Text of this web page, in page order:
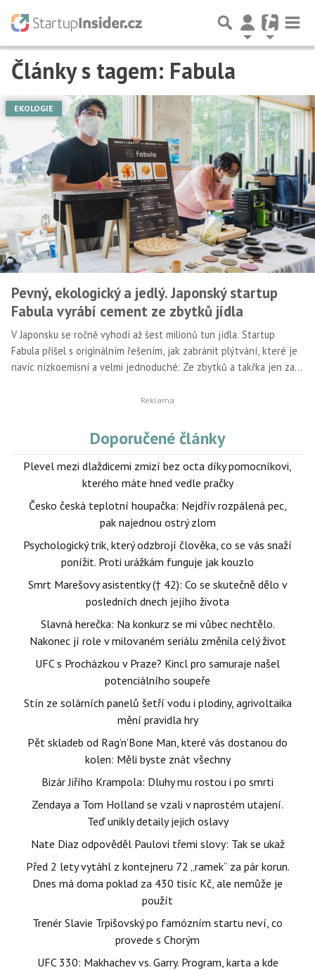
Články s tagem: Fabula
EKOLOGIE
Pevný, ekologický a jedlý. Japonský startup
Fabula vyrábí cement ze zbytků jídla
V Japonsku se ročně vyhodí až šest milionů tun jídla. Startup
Fabula přišel s originálním řešením, jak zabránit plýtvání, které je
navíc nízkoemisní a velmi jednoduché: Ze zbytků a takřka jen za
Doporučené články
Plevel mezi dlaždicemi zmizí bez octa díky pomocníkovi,
kterého máte hned vedle pračky
Česko česká teplotní houpačka: Nejdřív rozpálená pec,
pak najednou ostrý zlom
Psychologický trik, který odzbrojí člověka, co se vás snaží
ponížit. Proti urážkám funguje jak kouzlo
Smrt Marešovy asistentky († 42): Co se skutečně dělo v
posledních dnech jejího života
Slavná herečka: Na konkurz se mi vůbec nechtělo.
Nakonec jí role v milovaném seriálu změnila celý život
UFC s Procházkou v Praze? Kincl pro samuraje našel
potenciálního soupeře
Stín ze solárních panelů šetří vodu i plodiny, agrivoltaika
mění pravidla hry
Pět skladeb od Rag’n’Bone Man, které vás dostanou do
kolen: Měli byste znát všechny
Bizár Jiřího Krampola: Dluhy mu rostou i po smrti
Zendaya a Tom Holland se vzali v naprostém utajení.
Teď unikly detaily jejich oslavy
Nate Diaz odpověděl Paulovi třemi slovy: Tak se ukaž
Před 2 lety vytáhl z kontejneru 72 „ramek“ za pár korun.
Dnes má doma poklad za 430 tisíc Kč, ale nemůže je
použít
Trenér Slavie Trpišovský po famózním startu neví, co
provede s Chorým
UFC 330: Makhachev vs. Garry. Program, karta a kde